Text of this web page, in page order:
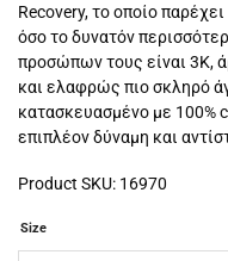
Recovery, το οποίο
όσο το δυνατόν
προσώπων τους είναι 3Κ,
και ελαφρώς πιο σκληρό
κατασκευασμένο με 100%
επιπλέον δύναμη και
Product SKU: 16970
Size